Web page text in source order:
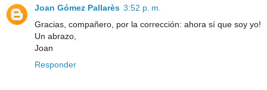
Joan Gómez Pallarès 3:52 p. m.
Gracias, compañero, por la corrección: ahora sí que soy yo!
Un abrazo,
Joan
Responder